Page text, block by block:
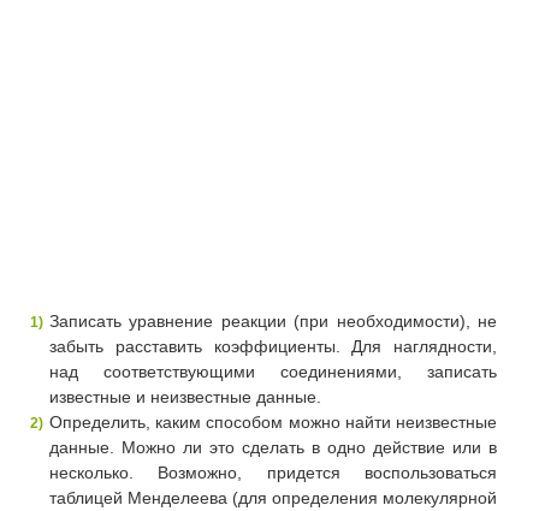
Записать уравнение реакции (при необходимости), не
забыть расставить коэффициенты. Для наглядности,
над соответствующими соединениями, записать
известные и неизвестные данные.
Определить, каким способом можно найти неизвестные
данные. Можно ли это сделать в одно действие или в
несколько. Возможно, придется воспользоваться
таблицей Менделеева (для определения молекулярной